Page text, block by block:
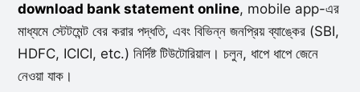
download bank statement online, mobile app-এর
মাধ্যমে স্টেটমেন্ট বের করার পদ্ধতি, এবং বিভিন্ন জনপ্রিয় ব্যাঙ্কের (SBI,
HDFC, ICICI, etc.) নির্দিষ্ট টিউটোরিয়াল। চলুন, ধাপে ধাপে জেনে
নেওয়া যাক।